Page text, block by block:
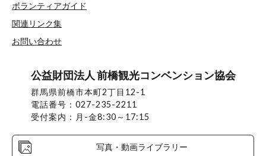
ボランティアガイド
関連リンク集
お問い合わせ
公益財団法人 前橋観光コンベンション協会
群馬県前橋市本町2丁目12-1
電話番号：027-235-2211
受付案内：月-金8:30～17:15
写真・動画ライブラリー